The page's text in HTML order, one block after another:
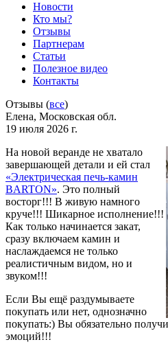
Новости
Кто мы?
Отзывы
Партнерам
Статьи
Полезное видео
Контакты
Отзывы (все)
Елена, Московская обл.
19 июля 2026 г.
На новой веранде не хватало
завершающей детали и ей стал
«Электрическая печь-камин
BARTON». Это полный
восторг!!! В живую намного
круче!!! Шикарное исполнение!!!
Как только начинается закат,
сразу включаем камин и
наслаждаемся не только
реалистичным видом, но и
звуком!!!
Если Вы ещё раздумываете
покупать или нет, однозначно
покупать:) Вы обязательно
эмоций!!!